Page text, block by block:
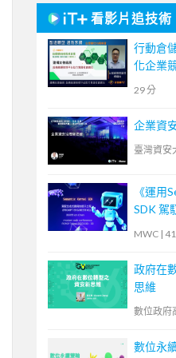
看影片追技術
行動倉
化企業
29 分
企業資
臺灣資安
《運用
SDK 駕
提示工
MWC |
政府在
思維
數位政府
數位永